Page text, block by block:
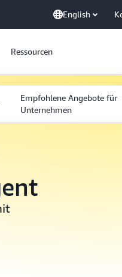
English
Ressourcen
Empfohlene Angebote für
Unternehmen